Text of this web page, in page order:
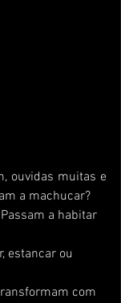
ouvidas muitas e
a machucar?
a habitar
estancar ou
com